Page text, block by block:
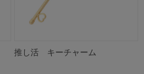
推し活 キーチャーム